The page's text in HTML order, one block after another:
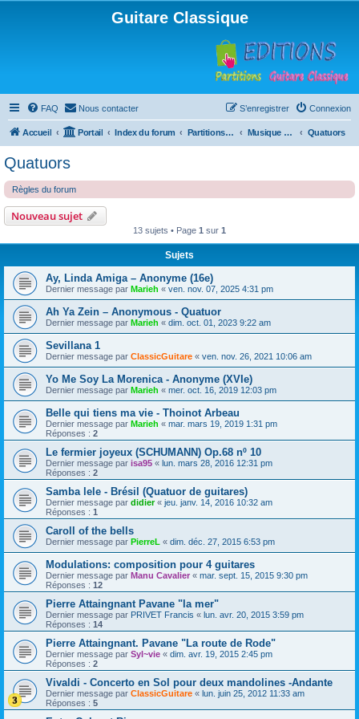
Guitare Classique
FAQ Nous contacter Connexion
S’enregistrer
Accueil Portail Index du forum Partitions pour guitare en libre téléchargement Musique d'ensemble Quatuors
Quatuors
Règles du forum
Nouveau sujet
13 sujets • Page 1 sur 1
Sujets
Ay, Linda Amiga – Anonyme (16e)
Dernier message par Marieh « ven. nov. 07, 2025 4:31 pm
Ah Ya Zein – Anonymous - Quatuor
Dernier message par Marieh « dim. oct. 01, 2023 9:22 am
Sevillana 1
Dernier message par ClassicGuitare « ven. nov. 26, 2021 10:06 am
Yo Me Soy La Morenica - Anonyme (XVIe)
Dernier message par Marieh « mer. oct. 16, 2019 12:03 pm
Belle qui tiens ma vie - Thoinot Arbeau
Dernier message par Marieh « mar. mars 19, 2019 1:31 pm
Réponses : 2
Le fermier joyeux (SCHUMANN) Op.68 nº 10
Dernier message par isa95 « lun. mars 28, 2016 12:31 pm
Réponses : 2
Samba lele - Brésil (Quatuor de guitares)
Dernier message par didier« jeu. janv. 14, 2016 10:32 am
Réponses : 1
Caroll of the bells
Dernier message par PierreL « dim. déc. 27, 2015 6:53 pm
Modulations: composition pour 4 guitares
Dernier message par Manu Cavalier « mar. sept. 15, 2015 9:30 pm
Réponses : 12
Pierre Attaingnant Pavane "la mer"
Dernier message par PRIVET Francis « lun. avr. 20, 2015 3:59 pm
Réponses : 14
Pierre Attaingnant. Pavane "La route de Rode"
Dernier message par Syl~vie « dim. avr. 19, 2015 2:45 pm
Réponses : 2
Vivaldi - Concerto en Sol pour deux mandolines -Andante
Dernier message par ClassicGuitare « lun. juin 25, 2012 11:33 am
Réponses : 5